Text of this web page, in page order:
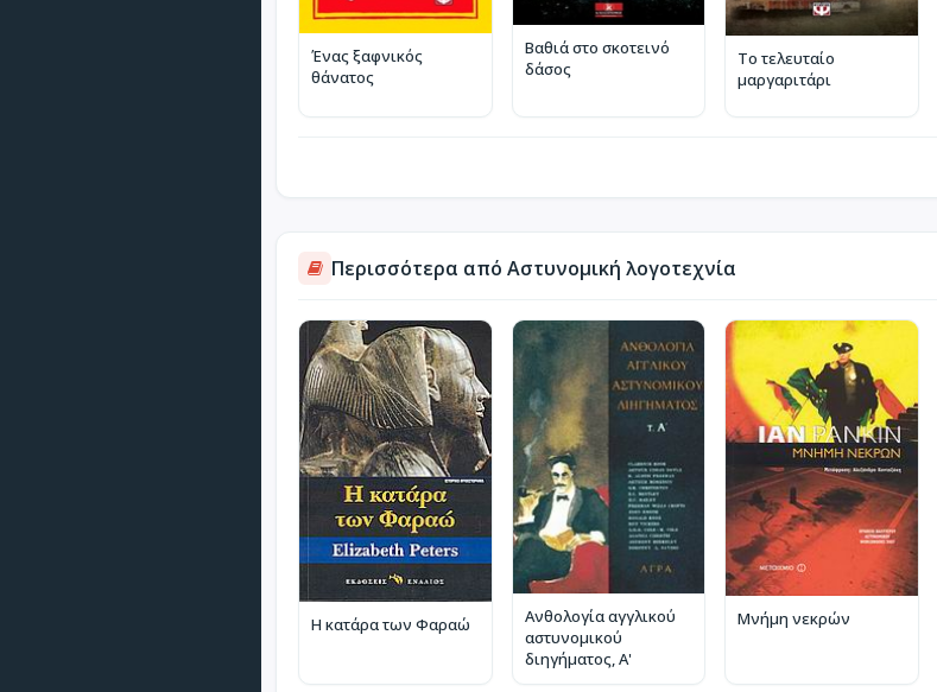
Ένας ξαφνικός
θάνατος
Βαθιά στο σκοτεινό
δάσος
Το τελευταίο
μαργαριτάρι
Περισσότερα από Αστυνομική λογοτεχνία
Η κατάρα των Φαραώ
Ανθολογία αγγλικού
αστυνομικού
διηγήματος, Α'
Μνήμη νεκρών